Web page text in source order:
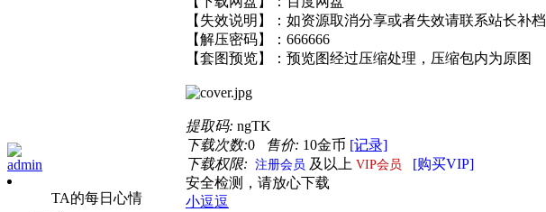
admin
TA的每日心情
【失效说明】：如资源取消分享或者失效请联系站长补档
【解压密码】：666666
【套图预览】：预览图经过压缩处理，压缩包内为原图
提取码: ngTK
下载次数:0 售价: 10金币 [记录]
下载权限: 注册会员 及以上 VIP会员
[购买VIP]
安全检测，请放心下载
小逗逗